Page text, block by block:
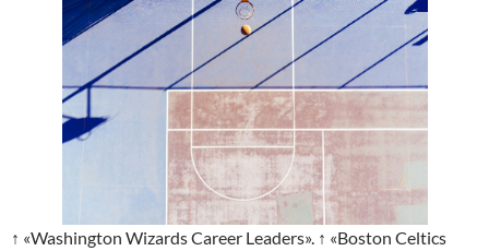
↑ «Washington Wizards Career Leaders». ↑ «Boston Celtics